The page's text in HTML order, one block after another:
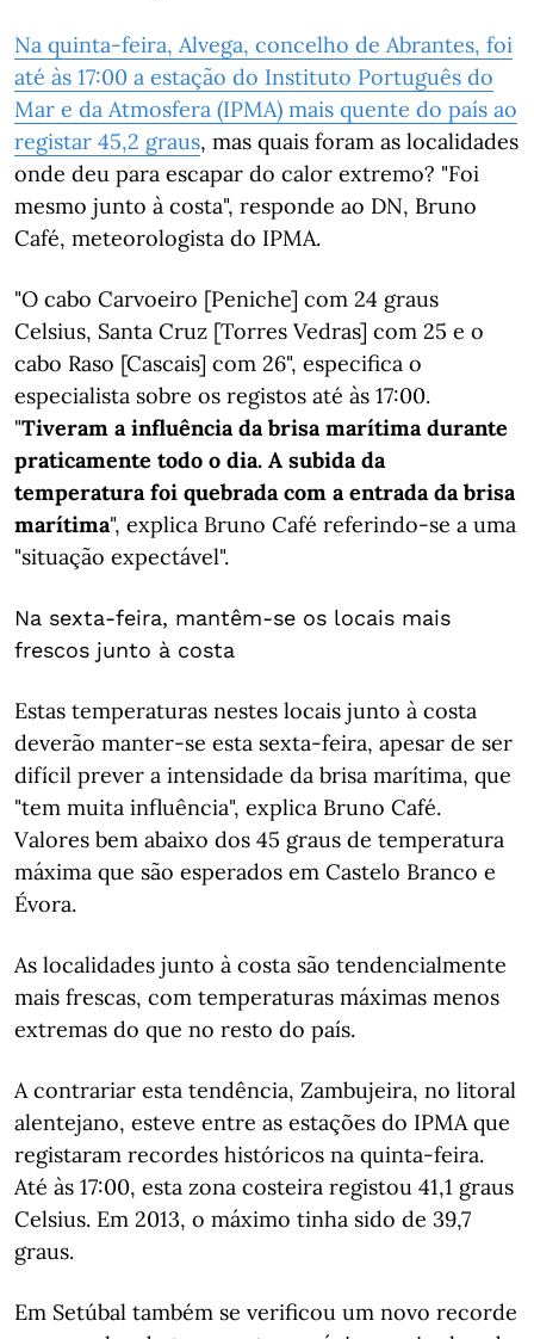
Na quinta-feira, Alvega, concelho de Abrantes, foi
até às 17:00 a estação do Instituto Português do
Mar e da Atmosfera (IPMA) mais quente do país ao
registar 45,2 graus, mas quais foram as localidades
onde deu para escapar do calor extremo? "Foi
mesmo junto à costa", responde ao DN, Bruno
Café, meteorologista do IPMA.
"O cabo Carvoeiro [Peniche] com 24 graus
Celsius, Santa Cruz [Torres Vedras] com 25 e o
cabo Raso [Cascais] com 26", especifica o
especialista sobre os registos até às 17:00.
"Tiveram a influência da brisa marítima durante
praticamente todo o dia. A subida da
temperatura foi quebrada com a entrada da brisa
marítima", explica Bruno Café referindo-se a uma
"situação expectável".
Na sexta-feira, mantêm-se os locais mais
frescos junto à costa
Estas temperaturas nestes locais junto à costa
deverão manter-se esta sexta-feira, apesar de ser
difícil prever a intensidade da brisa marítima, que
"tem muita influência", explica Bruno Café.
Valores bem abaixo dos 45 graus de temperatura
máxima que são esperados em Castelo Branco e
Évora.
As localidades junto à costa são tendencialmente
mais frescas, com temperaturas máximas menos
extremas do que no resto do país.
A contrariar esta tendência, Zambujeira, no litoral
alentejano, esteve entre as estações do IPMA que
registaram recordes históricos na quinta-feira.
Até às 17:00, esta zona costeira registou 41,1 graus
Celsius. Em 2013, o máximo tinha sido de 39,7
graus.
Em Setúbal também se verificou um novo recorde